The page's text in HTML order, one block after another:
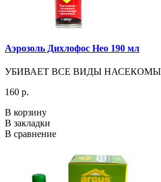
Аэрозоль Дихлофос Нео 190 мл
УБИВАЕТ ВСЕ ВИДЫ НАСЕКОМЫХ -
160 р.
В корзину
В закладки
В сравнение